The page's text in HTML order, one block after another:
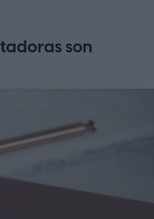
son